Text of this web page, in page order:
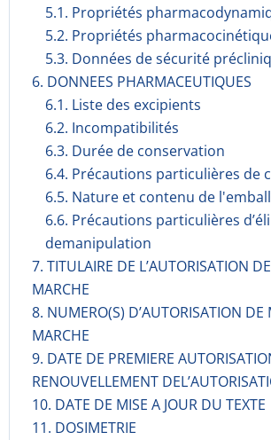
5.1. Propriétés
5.2. Propriétés
5.3. Données de sécurité
6. DONNEES PHARMACEUTIQUES
6.1. Liste des excipients
6.2. Incompati­bilités
6.3. Durée de conservation
6.4. Précautions particulières de
6.5. Nature et contenu de
6.6. Précautions particulières
demanipulation
7. TITULAIRE DE L’AUTORISATION
MARCHE
8. NUMERO(S) D’AUTORISATION DE
MARCHE
9. DATE DE PREMIERE
RENOUVELLEMENT
10. DATE DE MISE A JOUR DU TEXTE
11. DOSIMETRIE